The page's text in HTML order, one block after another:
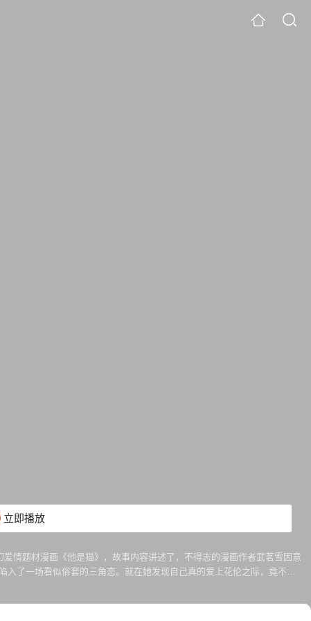
立即播放
情题材漫画《他是猫》，故事内容讲述了，不得志的漫画作者武茗雪因意
了一场看似俗套的三角恋。就在她发现自己真的爱上花伦之际，竟不经
久的“蛊醉”之术。 营销宣传：文呈国际/溢彩传媒 影片发行：溢彩传媒